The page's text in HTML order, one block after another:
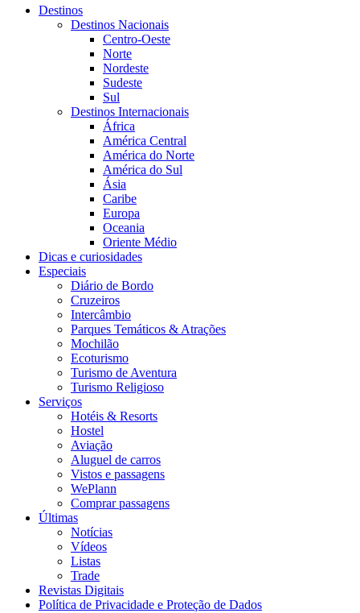
Destinos
Destinos Nacionais
Centro-Oeste
Norte
Nordeste
Sudeste
Sul
Destinos Internacionais
África
América Central
América do Norte
América do Sul
Ásia
Caribe
Europa
Oceania
Oriente Médio
Dicas e curiosidades
Especiais
Diário de Bordo
Cruzeiros
Intercâmbio
Parques Temáticos & Atrações
Mochilão
Ecoturismo
Turismo de Aventura
Turismo Religioso
Serviços
Hotéis & Resorts
Hostel
Aviação
Aluguel de carros
Vistos e passagens
WePlann
Comprar passagens
Últimas
Notícias
Vídeos
Listas
Trade
Revistas Digitais
Política de Privacidade e Proteção de Dados